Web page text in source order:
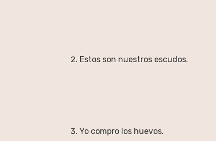
Estos son nuestros escudos.
Yo compro los huevos.